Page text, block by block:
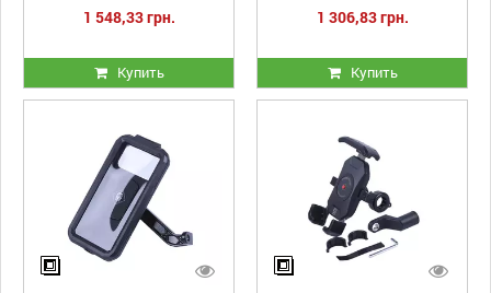
Kewiq
1 548,33 грн.
Купить
Kewiq
1 306,83 грн.
Купить